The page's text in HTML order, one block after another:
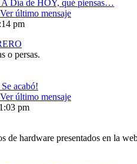
A Día de HOY, qué piensas…
Ver último mensaje
pm
o persas.
acabó!
Ver último mensaje
pm
de hardware presentados en la